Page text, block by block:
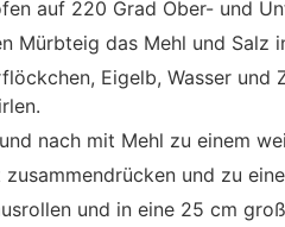
auf 220 Grad Ober- und
Mürbteig das Mehl und Salz
Eigelb, Wasser
nach mit Mehl zu einem
zusammendrücken und zu
und in eine 25 cm